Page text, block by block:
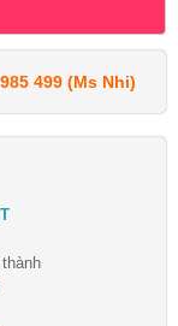
499 (Ms Nhi)